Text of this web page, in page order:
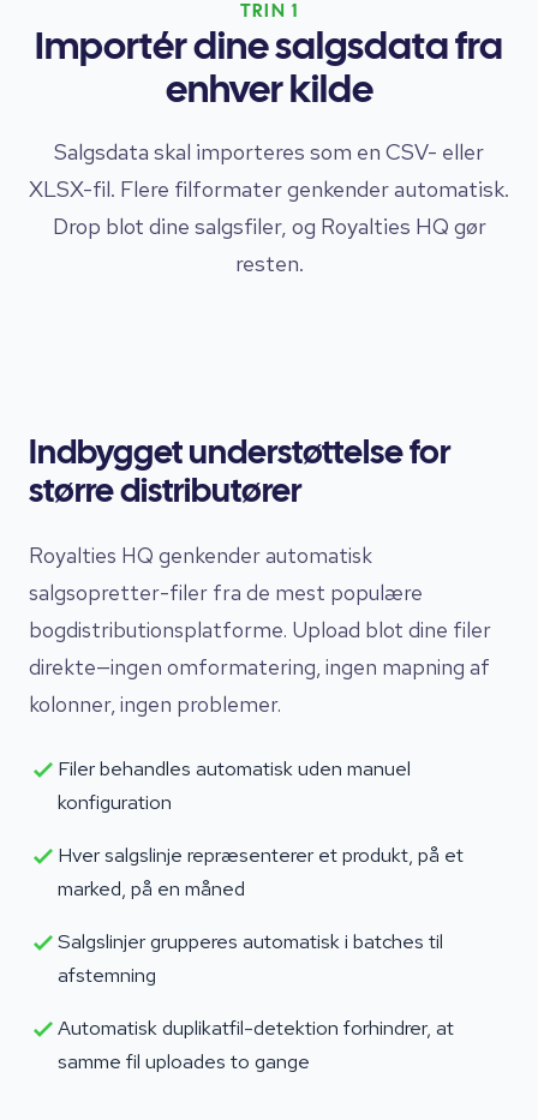
TRIN 1
Importér dine salgsdata fra
enhver kilde
Salgsdata skal importeres som en CSV- eller
XLSX-fil. Flere filformater genkender automatisk.
Drop blot dine salgsfiler, og Royalties HQ gør
resten.
Indbygget understøttelse for
større distributører
Royalties HQ genkender automatisk
salgsopretter-filer fra de mest populære
bogdistributionsplatforme. Upload blot dine filer
direkte—ingen omformatering, ingen mapning af
kolonner, ingen problemer.
Filer behandles automatisk uden manuel
konfiguration
Hver salgslinje repræsenterer et produkt, på et
marked, på en måned
Salgslinjer grupperes automatisk i batches til
afstemning
Automatisk duplikatfil-detektion forhindrer, at
samme fil uploades to gange